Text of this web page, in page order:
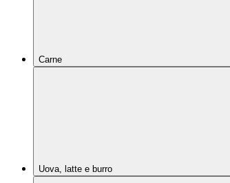
Carne
Uova, latte e burro